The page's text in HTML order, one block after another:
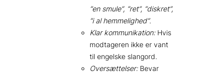
“en smule”, “ret”, “diskret”,
“i al hemmelighed”.
Klar kommunikation:Hvis
modtageren ikke er vant
til engelske slangord.
Oversættelser:Bevar